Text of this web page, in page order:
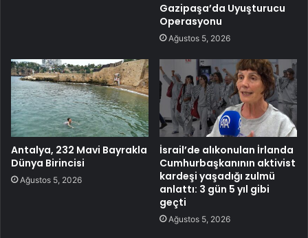
Gazipaşa’da Uyuşturucu
Operasyonu
Ağustos 5, 2026
Antalya, 232 Mavi Bayrakla
Dünya Birincisi
Ağustos 5, 2026
İsrail’de alıkonulan İrlanda
Cumhurbaşkanının aktivist
kardeşi yaşadığı zulmü
anlattı: 3 gün 5 yıl gibi
geçti
Ağustos 5, 2026